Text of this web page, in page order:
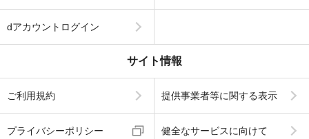
dアカウントログイン
サイト情報
ご利用規約 提供事業者等に関する表示
プライバシーポリシー 健全なサービスに向けて